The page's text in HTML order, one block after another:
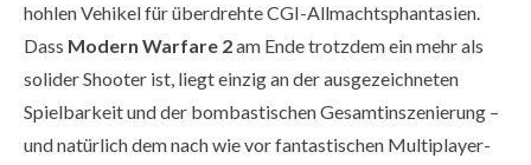
hohlen Vehikel für überdrehte CGI-Allmachtsphantasien.
Dass Modern Warfare 2am Ende trotzdem ein mehr als
solider Shooter ist, liegt einzig an der ausgezeichneten
Spielbarkeit und der bombastischen Gesamtinszenierung –
und natürlich dem nach wie vor fantastischen Multiplayer-